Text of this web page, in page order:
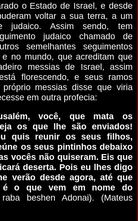
o Estado de Israel, e desde
voltar a sua terra, a um
judaico. Assim sendo, tem
judaico chamado de
semelhantes seguimentos
no mundo, que acreditam que
messias de Israel, assim
florescendo, e seus ramos
messias disse que viria
em outra profecia:
você, que mata os
os que lhe são enviados!
quis reunir os seus filhos,
os seus pintinhos debaixo
vocês não quiseram. Eis que
deserta. Pois eu lhes digo
verão desde agora, até que
é o que vem em nome do
beshen Adonai). (Mateus